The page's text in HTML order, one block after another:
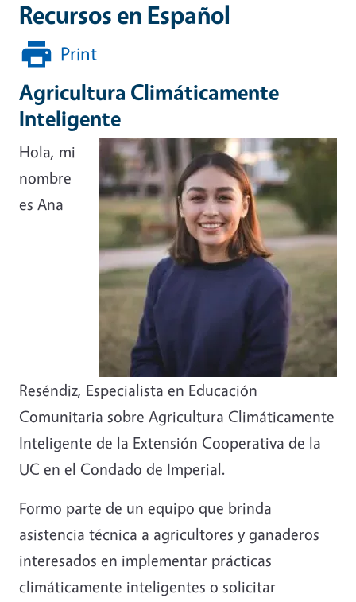
Recursos en Español
Print
Agricultura Climáticamente
Inteligente
Image
Hola, mi
nombre
es Ana
Reséndiz, Especialista en Educación
Comunitaria sobre Agricultura Climáticamente
Inteligente de la Extensión Cooperativa de la
UC en el Condado de Imperial.
Formo parte de un equipo que brinda
asistencia técnica a agricultores y ganaderos
interesados ​​en implementar prácticas
climáticamente inteligentes o solicitar